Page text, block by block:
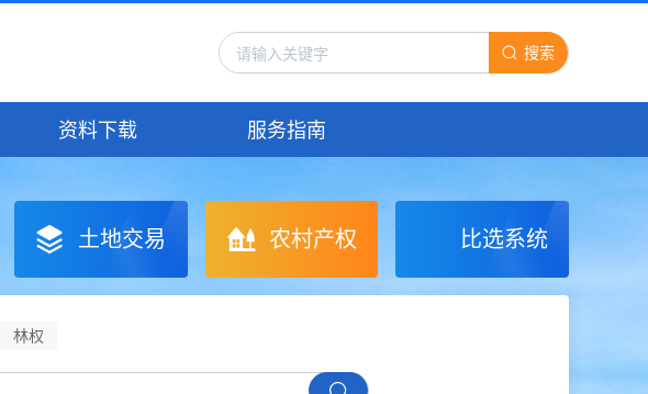
搜索
资料下载 服务指南
土地交易 农村产权 比选系统
林权